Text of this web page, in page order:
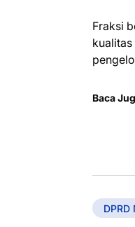
Fraksi
Baca
DPRD